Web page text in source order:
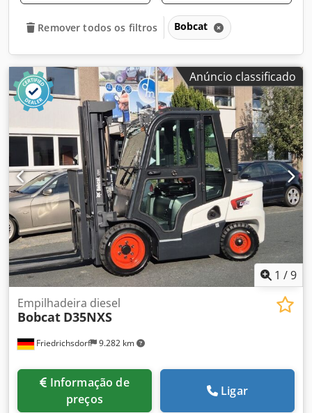
Remover todos os filtros Bobcat
Anúncio classificado
1 /9
Friedrichsdorf 9.282 km
Empilhadeira diesel
Bobcat D35NXS
preços
Ligar